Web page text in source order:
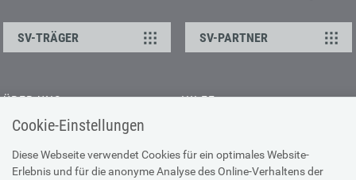
Cookie-Einstellungen
Diese Webseite verwendet Cookies für ein optimales Website-
Erlebnis und für die anonyme Analyse des Online-Verhaltens der
SV-TRÄGER SV-PARTNER
ÜBER UNS
Kontakt
Offene Stellen
Presse
HILFE
Browser-Info & Sicherheit
Hilfe zur Suche